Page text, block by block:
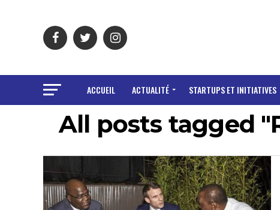
ACCUEIL ACTUALITÉ STARTUPS ET INITIATIVES
All posts tagged